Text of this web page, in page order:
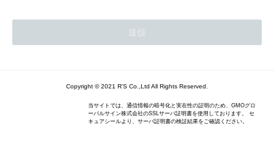
Copyright © 2021 R'S Co.,Ltd All Rights Reserved.
当サイトでは、通信情報の暗号化と実在性の証明のため、GMOグロ
ーバルサイン株式会社のSSLサーバ証明書を使用しております。 セ
キュアシールより、サーバ証明書の検証結果をご確認ください。